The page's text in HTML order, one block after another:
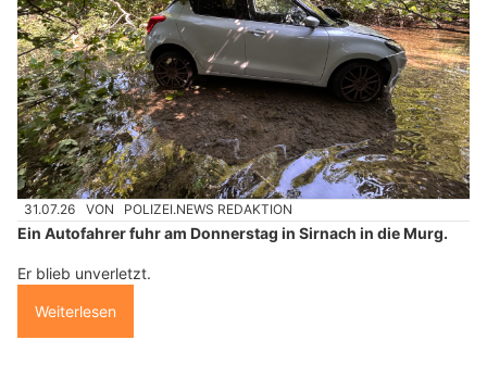
31.07.26 VON POLIZEI.NEWS REDAKTION
Ein Autofahrer fuhr am Donnerstag in Sirnach in die Murg.
Er blieb unverletzt.
Weiterlesen